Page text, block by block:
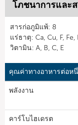
โภชนาการและ
สารก่อภูมิแพ้: 8
แร่ธาตุ: Ca, Cu, F, Fe,
วิตามิน: A, B, C, E
คุณค่าทางอาหารต่อห
พลังงาน
คาร์โบไฮเดรต